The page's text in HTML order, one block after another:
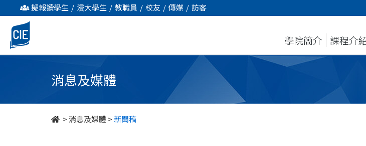
undefined
擬報讀學生 / 浸大學生 / 教職員 / 校友 / 傳媒 / 訪客
學院簡介 課程介
消息及媒體
>消息及媒體 >新聞稿